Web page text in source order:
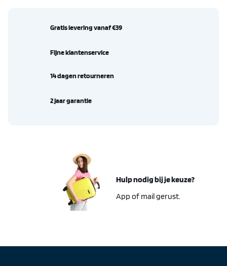
Hulp nodig bij je keuze?
App of mail gerust.
Gratis levering vanaf €39
Fijne klantenservice
14 dagen retourneren
2 jaar garantie